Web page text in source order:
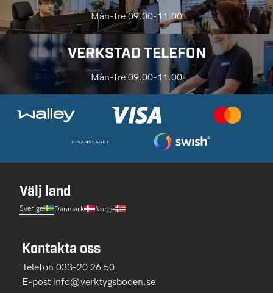
Mån-fre 09.00-11.00
VERKSTAD TELEFON
Mån-fre 09.00-11.00
Välj land
Sverige Danmark Norge
Kontakta oss
Telefon 033-20 26 50
E-post info@verktygsboden.se